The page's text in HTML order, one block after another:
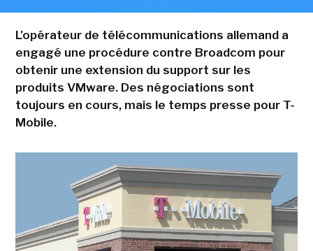
L'opérateur de télécommunications allemand a
engagé une procédure contre Broadcom pour
obtenir une extension du support sur les
produits VMware. Des négociations sont
toujours en cours, mais le temps presse pour T-
Mobile.